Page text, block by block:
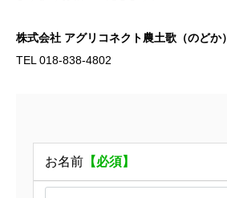
株式会社 アグリコネクト農土歌（のどか）
TEL 018-838-4802
お名前 【必須】